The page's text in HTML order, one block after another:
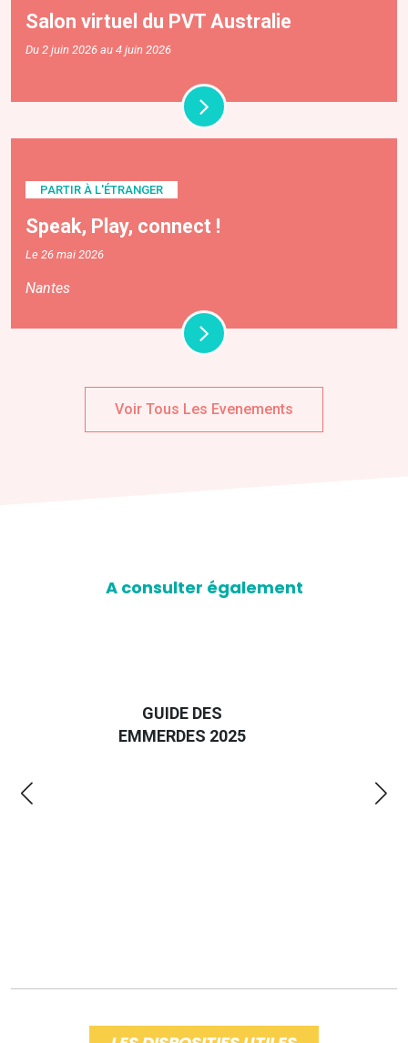
Salon virtuel du PVT Australie
Du 2 juin 2026 au 4 juin 2026
PARTIR À L'ÉTRANGER
Speak, Play, connect !
Le 26 mai 2026
Nantes
Voir Tous Les Evenements
A consulter également
GUIDE DES
EMMERDES 2025